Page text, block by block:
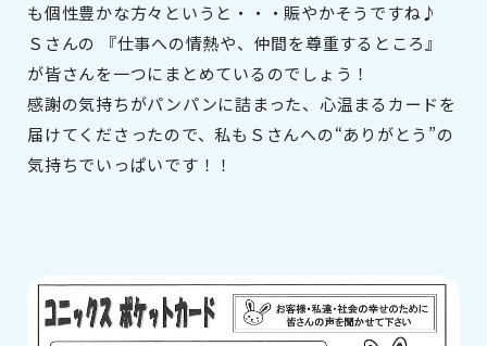
も個性豊かな方々というと・・・賑やかそうですね♪
Ｓさんの 『仕事への情熱や、仲間を尊重するところ』
が皆さんを一つにまとめているのでしょう！
感謝の気持ちがパンパンに詰まった、心温まるカードを
届けてくださったので、私もＳさんへの“ありがとう”の
気持ちでいっぱいです！！